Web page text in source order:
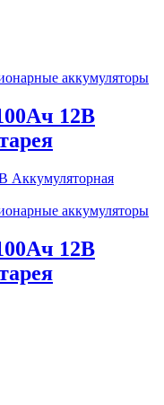
аккумуляторы
12В
аккумуляторы
12В